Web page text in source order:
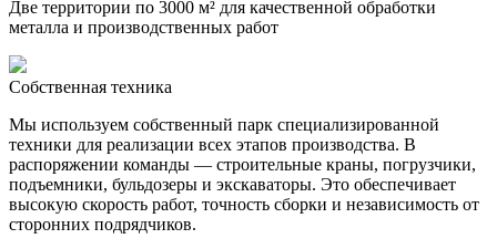
Две территории по 3000 м² для качественной обработки
металла и производственных работ
Собственная техника
Мы используем собственный парк специализированной
техники для реализации всех этапов производства. В
распоряжении команды — строительные краны, погрузчики,
подъемники, бульдозеры и экскаваторы. Это обеспечивает
высокую скорость работ, точность сборки и независимость от
сторонних подрядчиков.